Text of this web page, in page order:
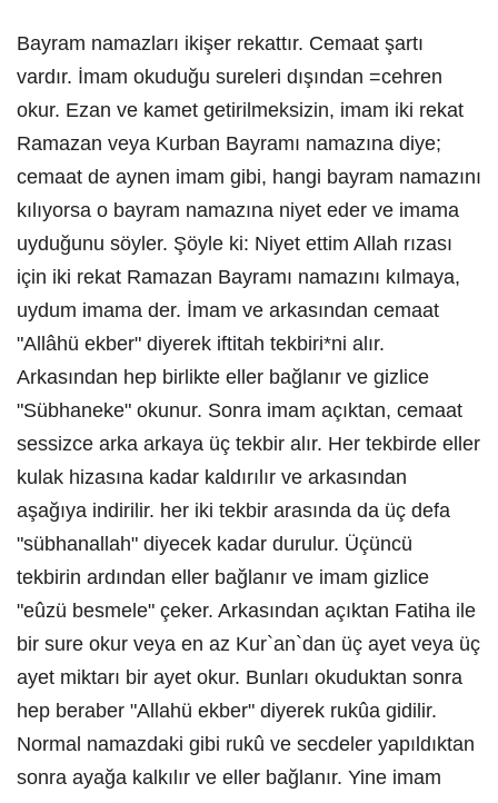
Bayram namazları ikişer rekattır. Cemaat şartı
vardır. İmam okuduğu sureleri dışından =cehren
okur. Ezan ve kamet getirilmeksizin, imam iki rekat
Ramazan veya Kurban Bayramı namazına diye;
cemaat de aynen imam gibi, hangi bayram namazını
kılıyorsa o bayram namazına niyet eder ve imama
uyduğunu söyler. Şöyle ki: Niyet ettim Allah rızası
için iki rekat Ramazan Bayramı namazını kılmaya,
uydum imama der. İmam ve arkasından cemaat
"Allâhü ekber" diyerek iftitah tekbiri*ni alır.
Arkasından hep birlikte eller bağlanır ve gizlice
"Sübhaneke" okunur. Sonra imam açıktan, cemaat
sessizce arka arkaya üç tekbir alır. Her tekbirde eller
kulak hizasına kadar kaldırılır ve arkasından
aşağıya indirilir. her iki tekbir arasında da üç defa
"sübhanallah" diyecek kadar durulur. Üçüncü
tekbirin ardından eller bağlanır ve imam gizlice
"eûzü besmele" çeker. Arkasından açıktan Fatiha ile
bir sure okur veya en az Kur`an`dan üç ayet veya üç
ayet miktarı bir ayet okur. Bunları okuduktan sonra
hep beraber "Allahü ekber" diyerek rukûa gidilir.
Normal namazdaki gibi rukû ve secdeler yapıldıktan
sonra ayağa kalkılır ve eller bağlanır. Yine imam